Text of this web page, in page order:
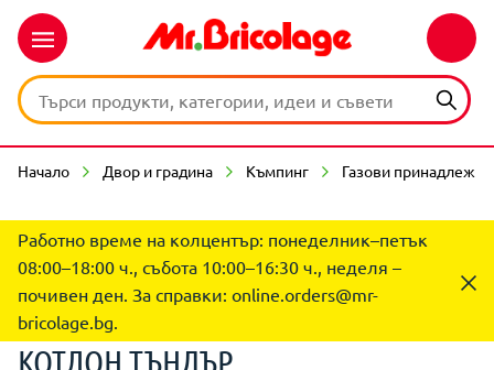
Начало Двор и градина Къмпинг Газови
Работно време на колцентър: понеделник–петък
08:00–18:00 ч., събота 10:00–16:30 ч., неделя –
почивен ден. За справки: online.orders@mr-
bricolage.bg.
КОТЛОН ТЪНДЪР